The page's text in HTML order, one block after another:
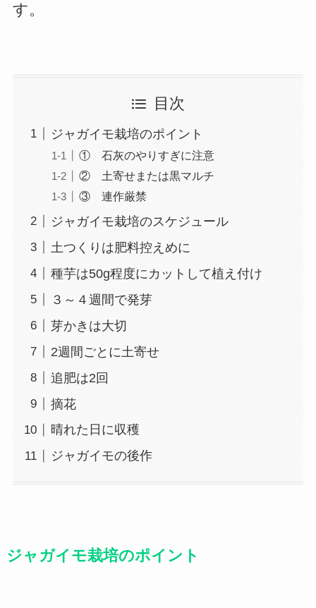
す。
目次
ジャガイモ栽培のポイント
① 石灰のやりすぎに注意
② 土寄せまたは黒マルチ
③ 連作厳禁
ジャガイモ栽培のスケジュール
土つくりは肥料控えめに
種芋は50g程度にカットして植え付け
３～４週間で発芽
芽かきは大切
2週間ごとに土寄せ
追肥は2回
摘花
晴れた日に収穫
ジャガイモの後作
ジャガイモ栽培のポイント